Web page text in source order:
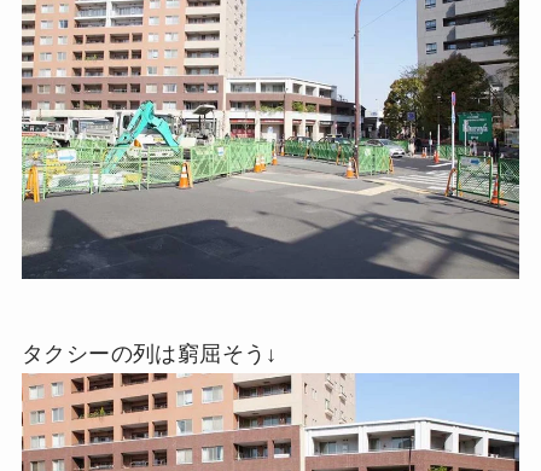
タクシーの列は窮屈そう↓